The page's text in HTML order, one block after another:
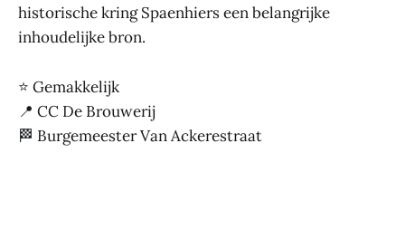
historische kring Spaenhiers een belangrijke
inhoudelijke bron.
⭐ Gemakkelijk
📍 CC De Brouwerij
🏁 Burgemeester Van Ackerestraat